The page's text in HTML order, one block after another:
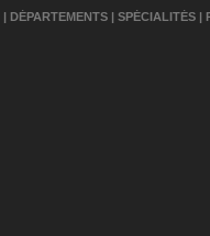
| DÉPARTEMENTS | SPÉCIALITÉS |